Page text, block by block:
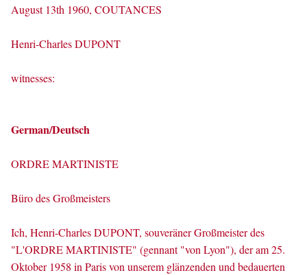
August 13th 1960, COUTANCES
Henri-Charles DUPONT
witnesses:
German/Deutsch
ORDRE MARTINISTE
Büro des Großmeisters
Ich, Henri-Charles DUPONT, souveräner Großmeister des
"L'ORDRE MARTINISTE" (gennant "von Lyon"), der am 25.
Oktober 1958 in Paris von unserem glänzenden und bedauerten